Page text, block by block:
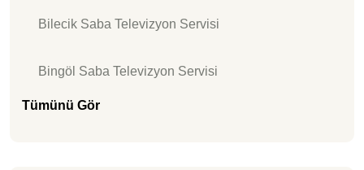
Bilecik Saba Televizyon Servisi
Bingöl Saba Televizyon Servisi
Tümünü Gör